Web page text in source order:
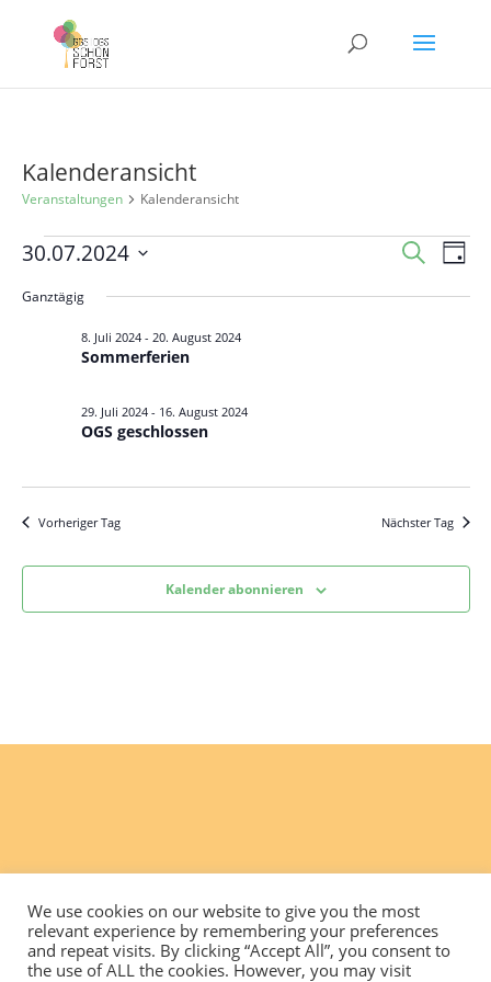
Kalenderansicht
Veranstaltungen Kalenderansicht
Veranstaltungen
30.
2024
und
Suche
Tag
30.07.2024
wählen.
Ganztägig
Sommerferien
8. Juli 2024- 20. August 2024
OGS geschlossen
29. Juli 2024- 16. August 2024
Vorheriger Tag Nächster Tag
Kalender abonnieren
We use cookies on our website to give you the most
relevant experience by remembering your preferences
and repeat visits. By clicking “Accept All”, you consent to
the use of ALL the cookies. However, you may visit